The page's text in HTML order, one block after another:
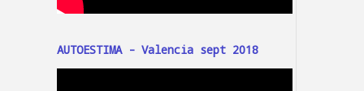
AUTOESTIMA - Valencia sept 2018